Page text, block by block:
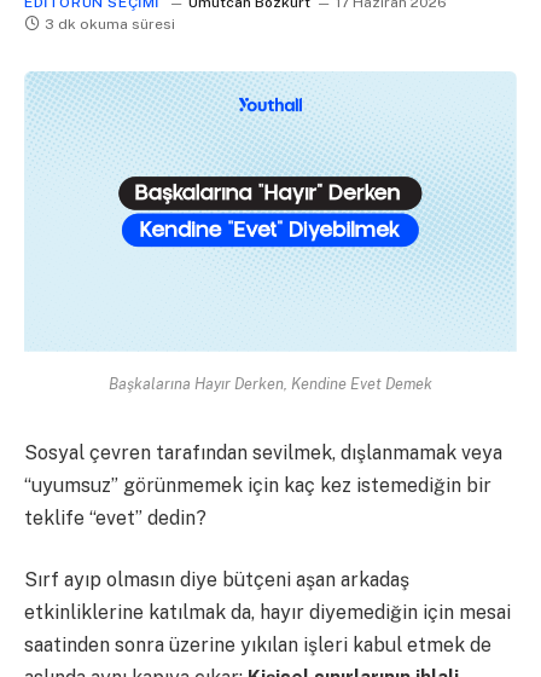
3 dk okuma süresi
Başkalarına Hayır Derken, Kendine Evet Demek
Sosyal çevren tarafından sevilmek, dışlanmamak veya
“uyumsuz” görünmemek için kaç kez istemediğin bir
teklife “evet” dedin?
Sırf ayıp olmasın diye bütçeni aşan arkadaş
etkinliklerine katılmak da, hayır diyemediğin için mesai
saatinden sonra üzerine yıkılan işleri kabul etmek de